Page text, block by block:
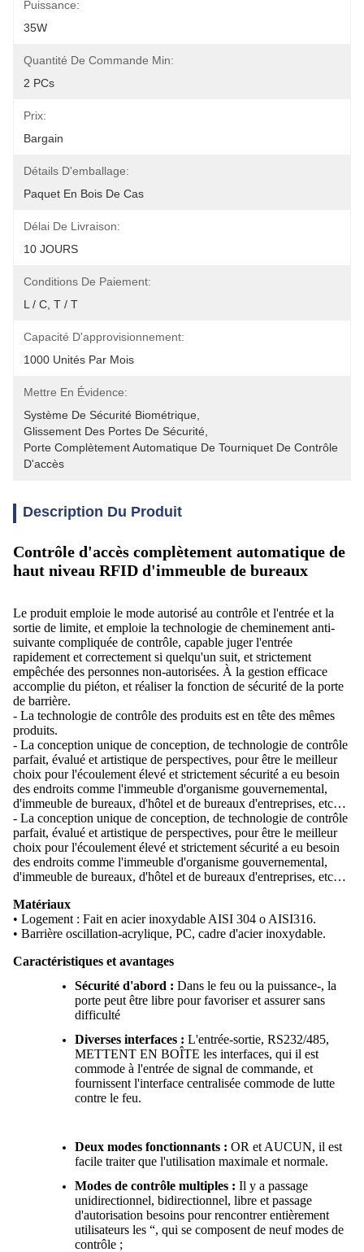
Puissance:
35W
Quantité De Commande Min:
2 PCs
Prix:
Bargain
Détails D'emballage:
Paquet En Bois De Cas
Délai De Livraison:
10 JOURS
Conditions De Paiement:
L / C, T / T
Capacité D'approvisionnement:
1000 Unités Par Mois
Mettre En Évidence:
Système De Sécurité Biométrique
Glissement Des Portes De Sécurité
Porte Complètement Automatique De Tourniquet De Contrôle
D'accès
Description Du Produit
Contrôle d'accès complètement automatique de
haut niveau RFID d'immeuble de bureaux
Le produit emploie le mode autorisé au contrôle et l'entrée et la
sortie de limite, et emploie la technologie de cheminement anti-
suivante compliquée de contrôle, capable juger l'entrée
rapidement et correctement si quelqu'un suit, et strictement
empêchée des personnes non-autorisées. À la gestion efficace
accomplie du piéton, et réaliser la fonction de sécurité de la porte
de barrière.
- La technologie de contrôle des produits est en tête des mêmes
produits.
- La conception unique de conception, de technologie de contrôle
parfait, évalué et artistique de perspectives, pour être le meilleur
choix pour l'écoulement élevé et strictement sécurité a eu besoin
des endroits comme l'immeuble d'organisme gouvernemental,
d'immeuble de bureaux, d'hôtel et de bureaux d'entreprises, etc…
- La conception unique de conception, de technologie de contrôle
parfait, évalué et artistique de perspectives, pour être le meilleur
choix pour l'écoulement élevé et strictement sécurité a eu besoin
des endroits comme l'immeuble d'organisme gouvernemental,
d'immeuble de bureaux, d'hôtel et de bureaux d'entreprises, etc…
Matériaux
• Logement : Fait en acier inoxydable AISI 304 o AISI316.
• Barrière oscillation-acrylique, PC, cadre d'acier inoxydable.
Caractéristiques et avantages
Sécurité d'abord : Dans le feu ou la puissance-, la
porte peut être libre pour favoriser et assurer sans
difficulté
Diverses interfaces : L'entrée-sortie, RS232/485,
METTENT EN BOÎTE les interfaces, qui il est
commode à l'entrée de signal de commande, et
fournissent l'interface centralisée commode de lutte
contre le feu.
Deux modes fonctionnants : OR et AUCUN, il est
facile traiter que l'utilisation maximale et normale.
Modes de contrôle multiples : Il y a passage
unidirectionnel, bidirectionnel, libre et passage
d'autorisation besoins pour rencontrer entièrement
utilisateurs les “, qui se composent de neuf modes de
contrôle ;